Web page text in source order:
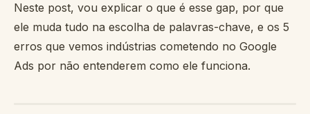
Neste post, vou explicar o que é esse gap, por que
ele muda tudo na escolha de palavras-chave, e os 5
erros que vemos indústrias cometendo no Google
Ads por não entenderem como ele funciona.